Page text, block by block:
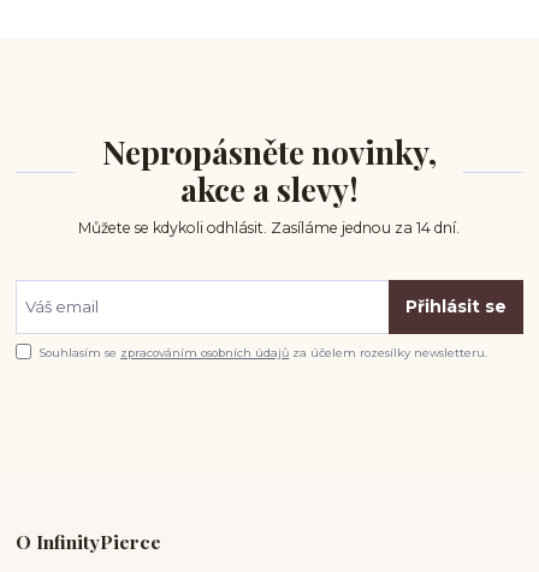
Nepropásněte novinky,
akce a slevy!
Můžete se kdykoli odhlásit. Zasíláme jednou za 14 dní.
Přihlásit se
Souhlasím se zpracováním osobních údajů za účelem rozesílky newsletteru.
O InfinityPierce